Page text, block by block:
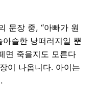
문장 중, “아빠가 원
슬한 낭떠러지일 뿐
면 죽을지도 모른다
이 나옵니다. 아이는